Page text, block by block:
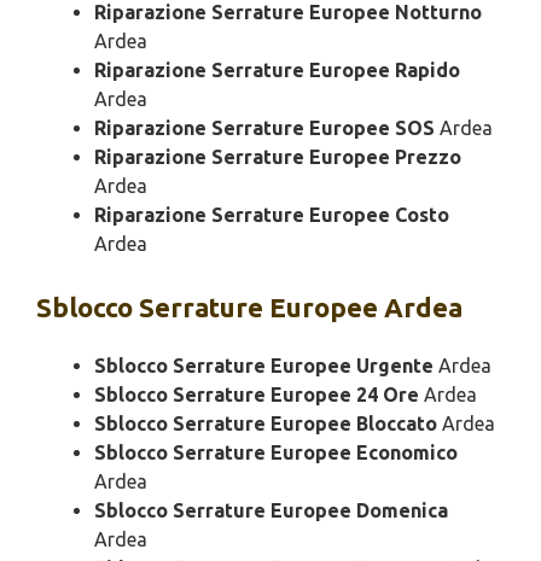
Riparazione Serrature Europee Notturno
Ardea
Riparazione Serrature Europee Rapido
Ardea
Riparazione Serrature Europee SOS Ardea
Riparazione Serrature Europee Prezzo
Ardea
Riparazione Serrature Europee Costo
Ardea
Sblocco Serrature Europee Ardea
Sblocco Serrature Europee Urgente Ardea
Sblocco Serrature Europee 24 Ore Ardea
Sblocco Serrature Europee Bloccato Ardea
Sblocco Serrature Europee Economico
Ardea
Sblocco Serrature Europee Domenica
Ardea